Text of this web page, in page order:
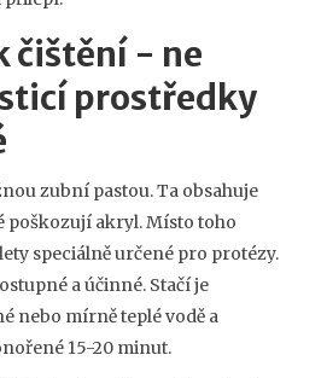
čištění - ne
prostředky
zubní pastou. Ta obsahuje
poškozují akryl. Místo toho
speciálně určené pro protézy.
a účinné. Stačí je
nebo mírně teplé vodě a
15-20 minut.